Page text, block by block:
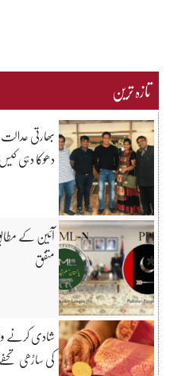
تازہ ترین
بھارتی
دھوکا دہی
آئین کے
متفق
شادی کرنے
کی ساڑھی